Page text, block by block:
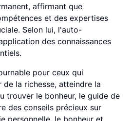
affirmant que
et des expertises
Selon lui, l'auto-
des connaissances
pour ceux qui
de la richesse, atteindre la
trouver le bonheur, le guide de
des conseils précieux sur
personnelle, le bonheur et